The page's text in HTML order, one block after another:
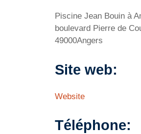
Piscine Jean Bouin à
boulevard Pierre de
49000Angers
Site web:
Website
Téléphone: